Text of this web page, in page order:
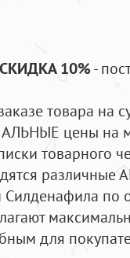
СКИДКА 10%-
товара на
цены на
товарного
по
для